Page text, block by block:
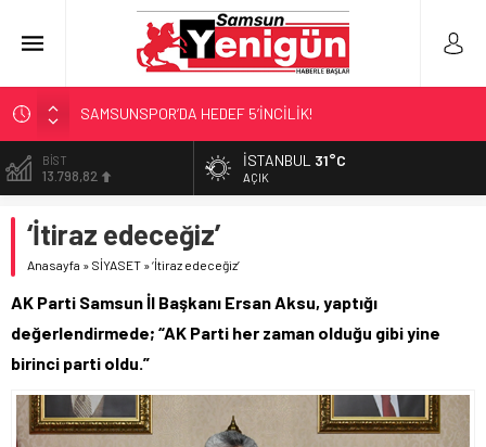
SAMSUNSPOR’DA HEDEF 5’İNCİLİK!
‘BAFRA’YA YATIRIM YAPIN!’
İŞTE FINDIK FİYATI!
GERİ SAYIM BAŞLADI
DOLAR
47,5939
54,9646
ALTIN
13.798,82
İSTANBUL 31°C
AÇIK
‘İtiraz edeceğiz’
Anasayfa » SİYASET »‘İtiraz edeceğiz’
AK Parti Samsun İl Başkanı Ersan Aksu, yaptığı
değerlendirmede; “AK Parti her zaman olduğu gibi yine
birinci parti oldu.”